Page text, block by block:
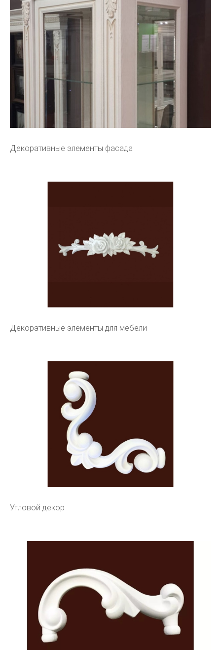
Декоративные элементы фасада
Декоративные элементы для мебели
Угловой декор